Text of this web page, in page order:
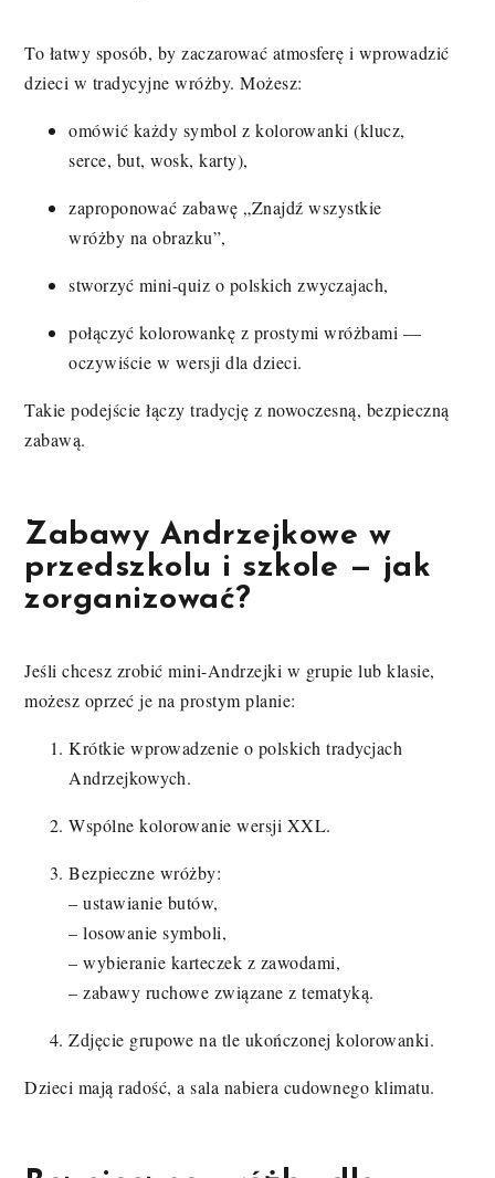
To łatwy sposób, by zaczarować atmosferę i wprowadzić
dzieci w tradycyjne wróżby. Możesz:
omówić każdy symbol z kolorowanki (klucz,
serce, but, wosk, karty),
zaproponować zabawę „Znajdź wszystkie
wróżby na obrazku”,
stworzyć mini-quiz o polskich zwyczajach,
połączyć kolorowankę z prostymi wróżbami —
oczywiście w wersji dla dzieci.
Takie podejście łączy tradycję z nowoczesną, bezpieczną
zabawą.
Zabawy Andrzejkowe w
przedszkolu i szkole — jak
zorganizować?
Jeśli chcesz zrobić mini-Andrzejki w grupie lub klasie,
możesz oprzeć je na prostym planie:
Krótkie wprowadzenie o polskich tradycjach
Andrzejkowych.
Wspólne kolorowanie wersji XXL.
Bezpieczne wróżby:
– ustawianie butów,
– losowanie symboli,
– wybieranie karteczek z zawodami,
– zabawy ruchowe związane z tematyką.
Zdjęcie grupowe na tle ukończonej kolorowanki.
Dzieci mają radość, a sala nabiera cudownego klimatu.